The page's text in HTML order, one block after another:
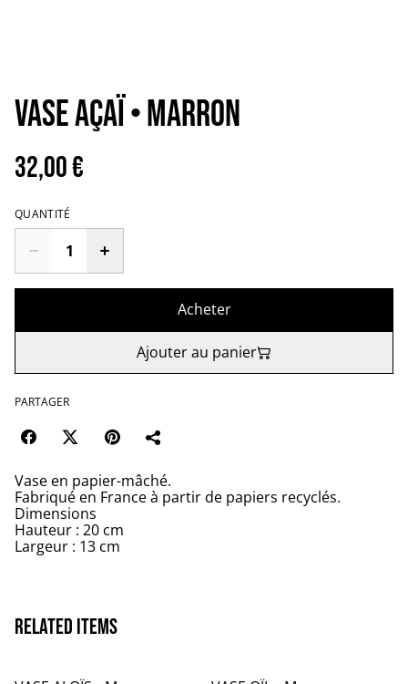
VASE AÇAÏ • Marron
32,00 €
QUANTITÉ
Acheter
Ajouter au panier
PARTAGER
Vase en papier-mâché.
Fabriqué en France à partir de papiers recyclés.
Dimensions
Hauteur : 20 cm
Largeur : 13 cm
Related items